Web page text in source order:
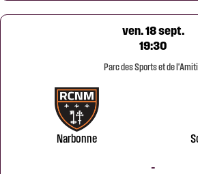
ven. 18 sept.
19:30
Parc des Sports et de
Narbonne
-